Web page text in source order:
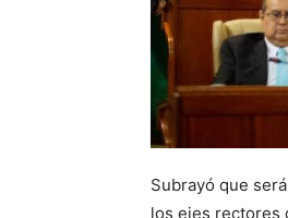
Subrayó que
los ejes rectores